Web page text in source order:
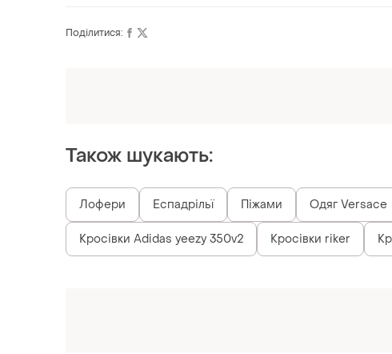
Поділитися:
Також шукають:
Лофери Еспадрільї Піжами Одяг Versace
Кросівки Adidas yeezy 350v2 Кросівки riker